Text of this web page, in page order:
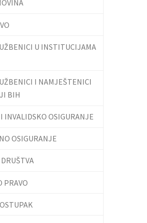
U INSTITUCIJAMA
I NAMJEŠTENICI
BIH
INVALIDSKO OSIGURANJE
OSIGURANJE
PRAVO